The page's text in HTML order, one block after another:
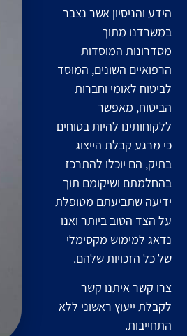
הידע והניסיון אשר נצבר
במשרדנו מתוך
מסדרונות המוסדות
הרפואיים השונים, המוסד
לביטוח לאומי וחברות
הביטוח, מאפשר
ללקוחותינו להיות בטוחים
כי מרגע קבלת הייצוג
בתיק, הם יוכלו להתרכז
בהחלמתם ושיקומם תוך
ידיעה שתביעתם מטופלת
על הצד הטוב ביותר ואנו
נדאג למימוש מקסימלי
של כל הזכויות שלהם.
צרו קשר איתנו קשר
לקבלת ייעוץ ראשוני ללא
התחייבות.